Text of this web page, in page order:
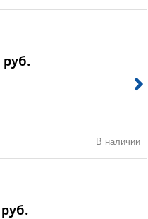
руб.
В наличии
руб.